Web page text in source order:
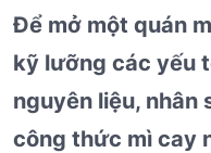
Để mở một quán
kỹ lưỡng các yếu
nguyên liệu, nhân
công thức mì cay